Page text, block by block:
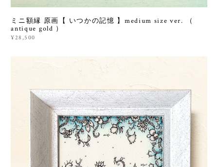
ミニ額縁 原画【 いつかの記憶 】medium size ver. （
antique gold ）
¥28,500